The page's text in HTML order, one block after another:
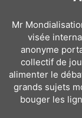
Mr
visée
anonyme
collectif de
alimenter le
grands sujets
bouger les